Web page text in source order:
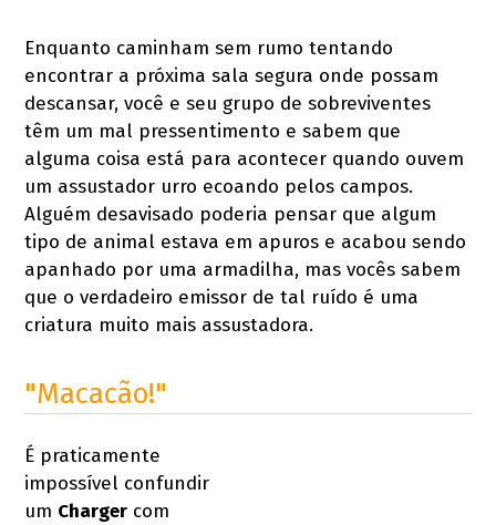
Enquanto caminham sem rumo tentando
encontrar a próxima sala segura onde possam
descansar, você e seu grupo de sobreviventes
têm um mal pressentimento e sabem que
alguma coisa está para acontecer quando ouvem
um assustador urro ecoando pelos campos.
Alguém desavisado poderia pensar que algum
tipo de animal estava em apuros e acabou sendo
apanhado por uma armadilha, mas vocês sabem
que o verdadeiro emissor de tal ruído é uma
criatura muito mais assustadora.
"Macacão!"
É praticamente
impossível confundir
um Charger com